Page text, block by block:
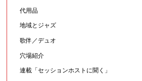
代用品
地域とジャズ
歌伴／デュオ
穴場紹介
連載「セッションホストに聞く」